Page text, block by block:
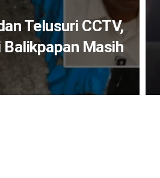
Telusuri CCTV,
Masih